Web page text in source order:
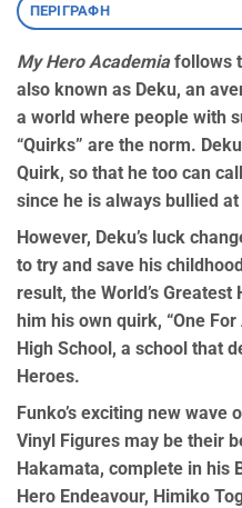
ΠΕΡΙΓΡΑΦΉ
My Hero Academiafollows
also known as Deku, an
a world where people with
“Quirks” are the norm.
Quirk, so that he too can
since he is always bullied
However, Deku’s luck
to try and save his
result, the World’s
him his own quirk, “One
High School, a school that
Heroes.
Funko’s exciting new wave
Vinyl Figures may be their
Hakamata, complete in his
Hero Endeavour, Himiko